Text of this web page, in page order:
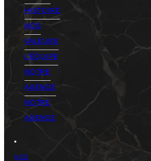
HISTOIRE
NOS
VALEURS
L'ÉQUIPE
NOTRE
AGENCE
NOTRE
AGENCE
NOS